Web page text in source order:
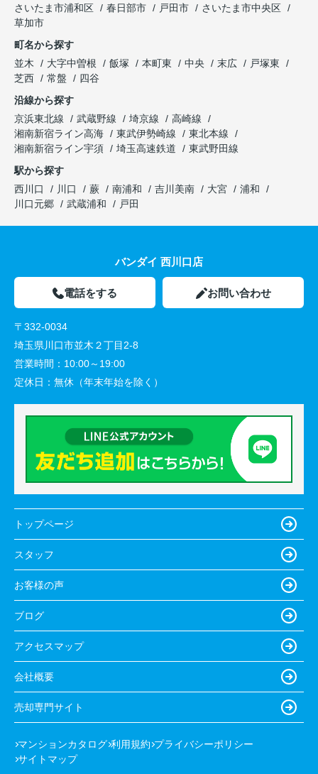
さいたま市浦和区
春日部市 戸田市
さいたま市中央区
草加市
町名から探す
並木
大字中曽根 飯塚 本町東 中央 末広
戸塚東
芝西
常盤
四谷
沿線から探す
京浜東北線
武蔵野線 埼京線
高崎線
湘南新宿ライン高海
東武伊勢崎線
東北本線
湘南新宿ライン宇須
埼玉高速鉄道
東武野田線
駅から探す
西川口
川口 蕨 南浦和 吉川美南 大宮
浦和
川口元郷
武蔵浦和 戸田
バンダイ 西川口店
電話をする お問い合わせ
〒332-0034
埼玉県川口市並木２丁目2-8
営業時間： 10:00～19:00
定休日： 無休（年末年始を除く）
トップページ
スタッフ
お客様の声
ブログ
アクセスマップ
会社概要
売却専門サイト
マンションカタログ 利用規約 プライバシーポリシー
サイトマップ